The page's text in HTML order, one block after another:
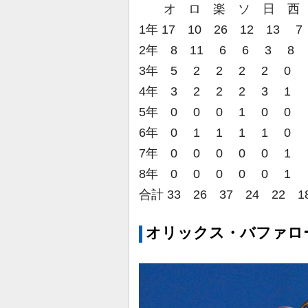
オ ロ 楽 ソ 日 西
1年 17 10 26 12 13 7
2年 8 11 6 6 3 8
3年 5 2 2 2 2 0
4年 3 2 2 2 3 1
5年 0 0 0 1 0 0
6年 0 1 1 1 1 0
7年 0 0 0 0 0 1
8年 0 0 0 0 0 1
合計 33 26 37 24 22
オリックス・バファロ